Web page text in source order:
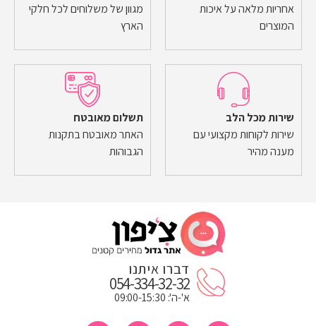
אחריות מלאה על איכות
המוצרים
מגוון של משלוחים לכל חלקי
הארץ
שירות מכל הלב
שירות לקוחות מקצועי עם
מענה מהיר
תשלום מאובטח
האתר מאובטח בתקנות
הגבוהות
דברו איתנו
054-334-32-32
א'-ה': 09:00-15:30